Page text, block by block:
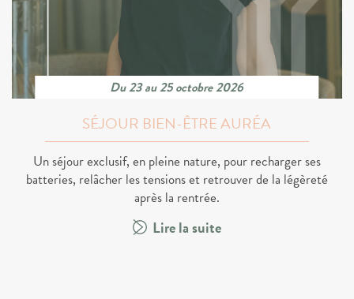
Du 23 au 25 octobre 2026
SÉJOUR BIEN-ÊTRE AURÉA
Un séjour exclusif, en pleine nature, pour recharger ses
batteries, relâcher les tensions et retrouver de la légèreté
après la rentrée.
Lire la suite